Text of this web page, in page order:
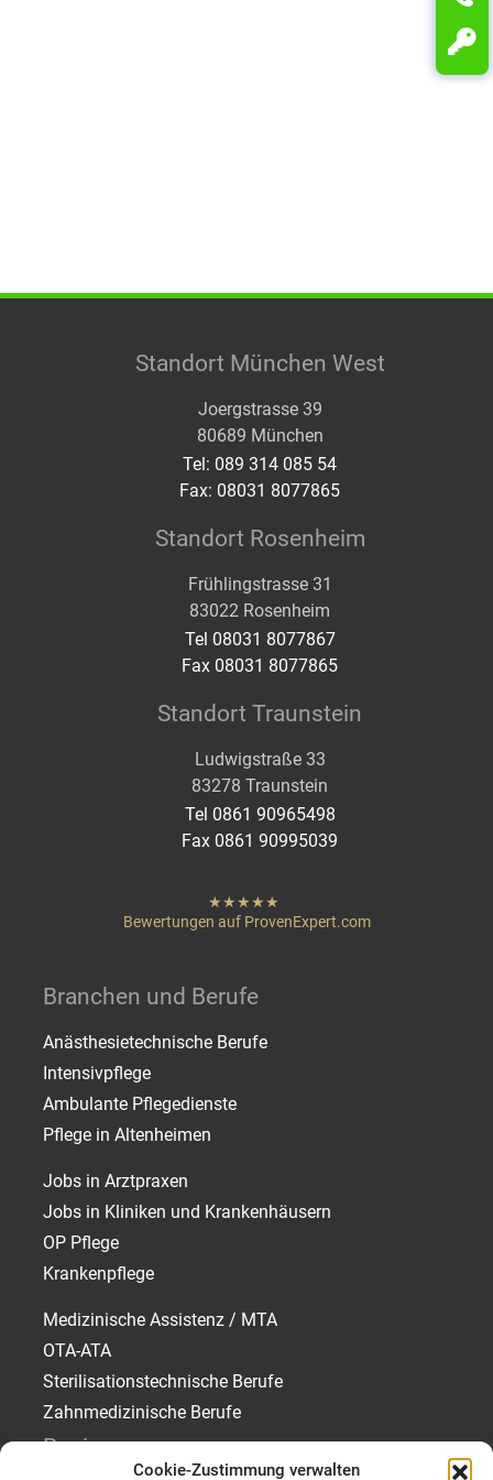
Cookie-Zustimmung verwalten
Standort München West
Joergstrasse 39
80689 München
Tel: 089 314 085 54
Fax: 08031 8077865
Standort Rosenheim
Frühlingstrasse 31
83022 Rosenheim
Tel 08031 8077867
Fax 08031 8077865
Standort Traunstein
Ludwigstraße 33
83278 Traunstein
Tel 0861 90965498
Fax 0861 90995039
hat "von
Bewertungen auf ProvenExpert.com
Branchen und Berufe
Anästhesietechnische Berufe
Intensivpflege
Ambulante Pflegedienste
Pflege in Altenheimen
Jobs in Arztpraxen
Jobs in Kliniken und Krankenhäusern
OP Pflege
Krankenpflege
Medizinische Assistenz / MTA
OTA-ATA
Sterilisationstechnische Berufe
Zahnmedizinische Berufe
Regionen